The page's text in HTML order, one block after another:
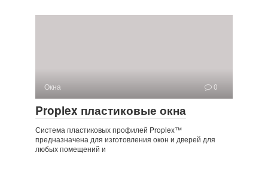
Окна 0
Proplex пластиковые окна
Система пластиковых профилей Proplex™
предназначена для изготовления окон и дверей для
любых помещений и